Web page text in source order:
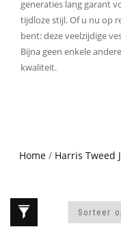
generaties lang garant
tijdloze stijl. Of u nu op
bent: deze veelzijdige
Bijna geen enkele
kwaliteit.
Home/ Harris Tweed